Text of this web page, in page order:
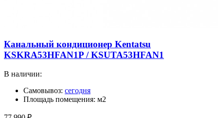
Канальный кондиционер Kentatsu
KSKRA53HFAN1P / KSUTA53HFAN1
В наличии:
Самовывоз: сегодня
Площадь помещения: м2